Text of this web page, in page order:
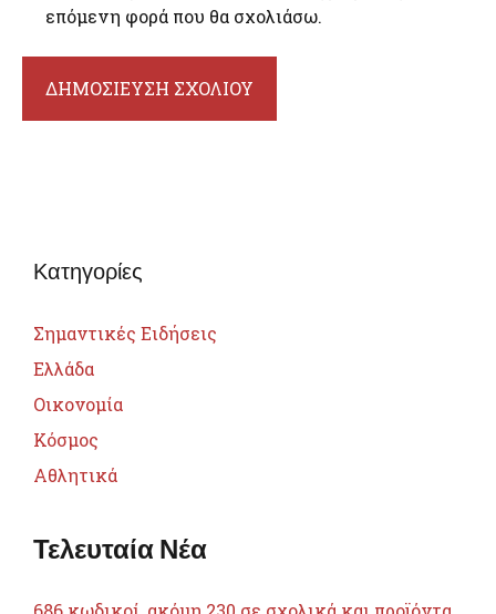
επόμενη φορά που θα σχολιάσω.
Κατηγορίες
Σημαντικές Ειδήσεις
Ελλάδα
Οικονομία
Κόσμος
Αθλητικά
Τελευταία Νέα